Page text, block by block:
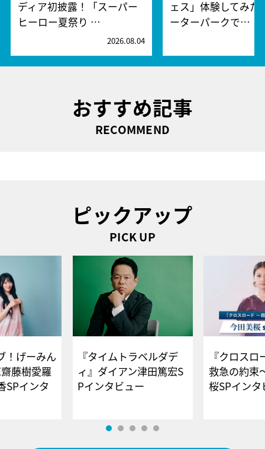
ディア初披露！「スーパー
ヒーロー夏祭り …
2026.08.04
ェス」体験してみた
ーターパークで…
おすすめ記事
RECOMMEND
ピックアップ
PICK UP
！げーみん
藤樹愛羅
SPインタ
『タイムトラベルダデ
ィ』ダイアン津田篤宏S
Pインタビュー
『クロス
救急の約束
桜SPイ